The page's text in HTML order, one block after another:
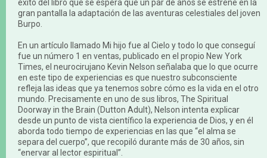
éxito del libro que se espera que un par de años se estrene en la
gran pantalla la adaptación de las aventuras celestiales del joven
Burpo.
En un artículo llamado Mi hijo fue al Cielo y todo lo que conseguí
fue un número 1 en ventas, publicado en el propio New York
Times, el neurocirujano Kevin Nelson señalaba que lo que ocurre
en este tipo de experiencias es que nuestro subconsciente
refleja las ideas que ya tenemos sobre cómo es la vida en el otro
mundo. Precisamente en uno de sus libros, The Spiritual
Doorway in the Brain (Dutton Adult), Nelson intenta explicar
desde un punto de vista científico la experiencia de Dios, y en él
aborda todo tiempo de experiencias en las que “el alma se
separa del cuerpo”, que recopiló durante más de 30 años, sin
“enervar al lector espiritual”.